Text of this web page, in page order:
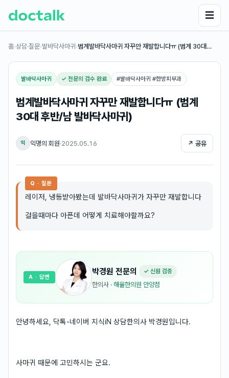
☰
홈›상담·질문›발바닥사마귀 ›범계발바닥사마귀 자꾸만 재발합니다ㅠ (범계 30대…
발바닥사마귀 ✓ 전문의 검수 완료 #발바닥사마귀 #한방피부과
범계발바닥사마귀 자꾸만 재발합니다ㅠ (범계
30대 후반/남 발바닥사마귀)
익 익명의 회원·2025.05.16 ↗ 공유
Q · 질문
레이저, 냉동받아봤는데 발바닥사마귀가 자꾸만 재발합니다
걸을때마다 아픈데 어떻게 치료해야할까요?
박경원 전문의 ✓ 신원 검증
한의사 · 해율한의원 안양점
A · 답변
안녕하세요, 닥톡-네이버 지식iN 상담한의사 박경원입니다.
사마귀 때문에 고민하시는 군요.